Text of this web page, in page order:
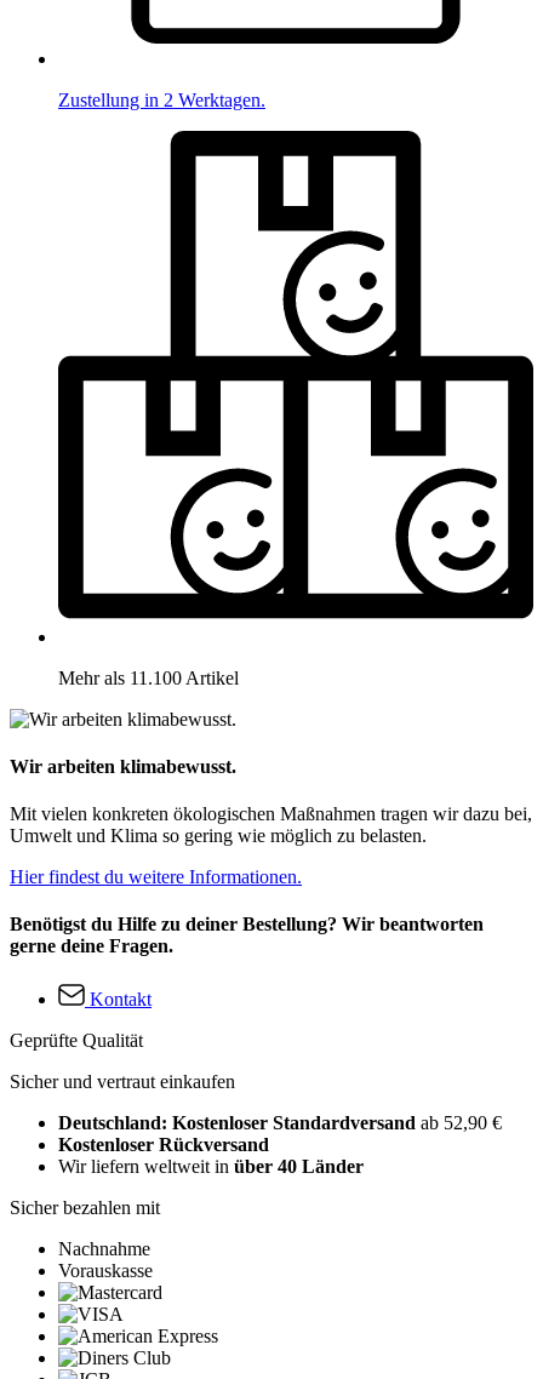
Zustellung in 2 Werktagen.
Mehr als 11.100 Artikel
Wir arbeiten klimabewusst.
Mit vielen konkreten ökologischen Maßnahmen tragen wir dazu bei,
Umwelt und Klima so gering wie möglich zu belasten.
Hier findest du weitere Informationen.
Benötigst du Hilfe zu deiner Bestellung? Wir beantworten
gerne deine Fragen.
Kontakt
Geprüfte Qualität
Sicher und vertraut einkaufen
Deutschland: Kostenloser Standardversand ab 52,90 €
Kostenloser Rückversand
Wir liefern weltweit in über 40 Länder
Sicher bezahlen mit
Nachnahme
Vorauskasse